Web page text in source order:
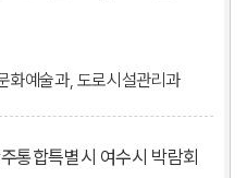
화예술과, 도로시설관리과
통합특별시 여수시 박람회